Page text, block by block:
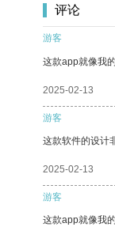
评论
游客
这款app就像我
2025-02-13
游客
这款软件的设计
2025-02-13
游客
这款app就像我